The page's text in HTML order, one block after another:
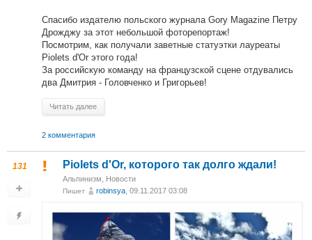
Спасибо издателю польского журнала Gory Magazine Петру
Дрожджу за этот небольшой фоторепортаж!
Посмотрим, как получали заветные статуэтки лауреаты
Piolets d'Or этого года!
За российскую команду на французской сцене отдувались
два Дмитрия - Головченко и Григорьев!
Читать далее
2 комментария
131 Piolets d'Or, которого так долго ждали!
Альпинизм Новости
Пишет robinsya , 09.11.2017 03:08